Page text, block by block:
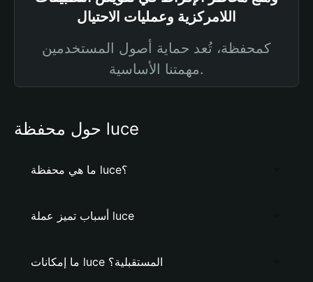
اللامركزية وعمليات الاحتيال
كمحفظة، تُعد حماية أصول المستخدمين
مهمتنا الأساسية.
حول محفظة luce
ما هي محفظة luce؟
أسباب تميز عملة luce
ما إمكانات luce المستقبلية؟